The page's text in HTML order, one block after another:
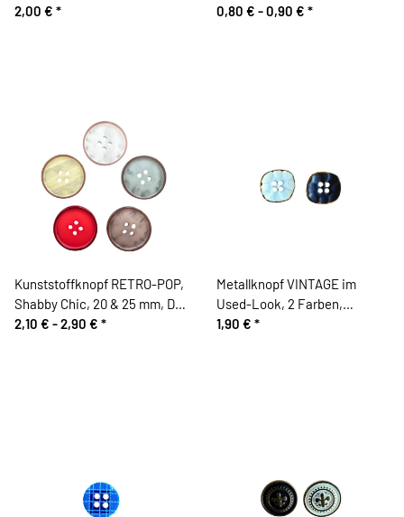
Knopf
2,00 € *
0,80 € -0,90 € *
Kunststoffknopf RETRO-POP,
Shabby Chic, 20 & 25 mm, Dill
Knopf
2,10 € -2,90 € *
Metallknopf VINTAGE im
Used-Look, 2 Farben,
Hislabor
1,90 € *